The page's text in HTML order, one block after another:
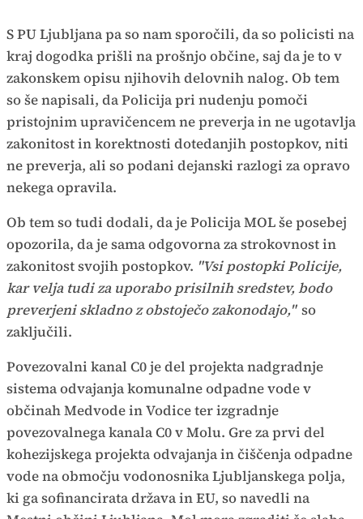
S PU Ljubljana pa so nam sporočili, da so policisti na
kraj dogodka prišli na prošnjo občine, saj da je to v
zakonskem opisu njihovih delovnih nalog. Ob tem
so še napisali, da Policija pri nudenju pomoči
pristojnim upravičencem ne preverja in ne ugotavlja
zakonitost in korektnosti dotedanjih postopkov, niti
ne preverja, ali so podani dejanski razlogi za opravo
nekega opravila.
Ob tem so tudi dodali, da je Policija MOL še posebej
opozorila, da je sama odgovorna za strokovnost in
zakonitost svojih postopkov. "Vsi postopki Policije,
kar velja tudi za uporabo prisilnih sredstev, bodo
preverjeni skladno z obstoječo zakonodajo," so
zaključili.
Povezovalni kanal C0 je del projekta nadgradnje
sistema odvajanja komunalne odpadne vode v
občinah Medvode in Vodice ter izgradnje
povezovalnega kanala C0 v Molu. Gre za prvi del
kohezijskega projekta odvajanja in čiščenja odpadne
vode na območju vodonosnika Ljubljanskega polja,
ki ga sofinancirata država in EU, so navedli na